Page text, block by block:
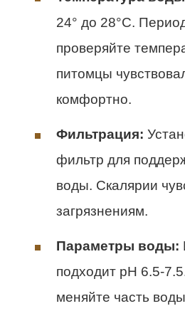
24° до 28°С.
проверяйте
питомцы
комфортно.
Фильтрация:
фильтр для
воды. Скалярии
загрязнениям.
Параметры воды:
подходит pH 6.5-
меняйте часть